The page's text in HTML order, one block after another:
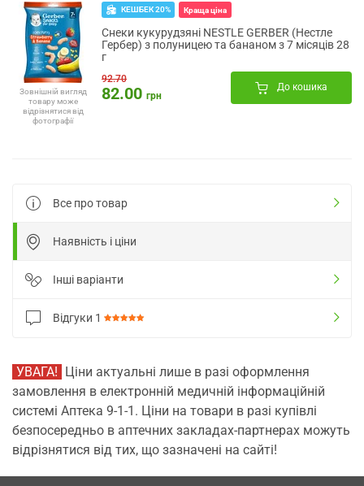
Зовнішній вигляд
товару може
відрізнятися від
фотографії
КЕШБЕК 20% Краща ціна
Снеки кукурудзяні NESTLE GERBER (Нестле
Гербер) з полуницею та бананом з 7 місяців 28
г
92.70
82.00 грн
До кошика
Все про товар
Наявність і ціни
Інші варіанти
Відгуки 1
УВАГА! Ціни актуальні лише в разі оформлення
замовлення в електронній медичній інформаційній
системі Аптека 9-1-1. Ціни на товари в разі купівлі
безпосередньо в аптечних закладах-партнерах можуть
відрізнятися від тих, що зазначені на сайті!